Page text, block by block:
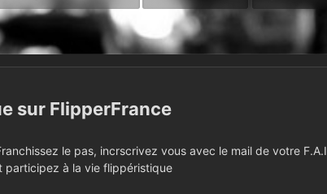
FlipperFrance
le pas, incrscrivez vous avec le mail de votre F.A.I
participez à la vie flippéristique